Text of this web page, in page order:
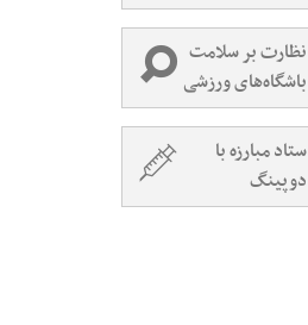
نظارت بر سلامت
باشگاه‌های ورزشی
ستاد مبارزه با
دوپینگ